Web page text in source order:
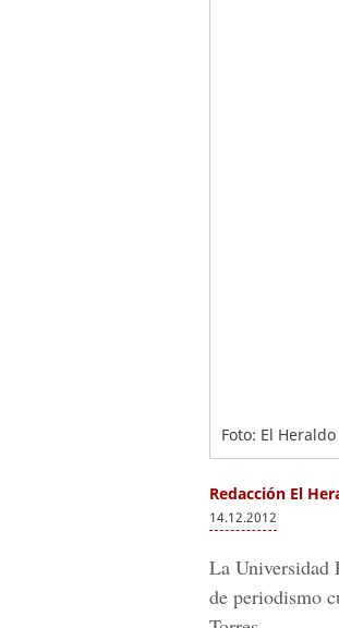
Foto: El Heraldo
Redacción El
14.12.2012
La Universidad
de periodismo